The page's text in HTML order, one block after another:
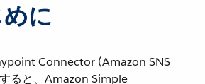
に
Connector (Amazon SNS
ると、Amazon Simple